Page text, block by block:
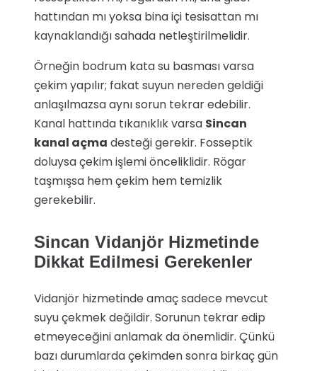
hattından mı yoksa bina içi tesisattan mı
kaynaklandığı sahada netleştirilmelidir.
Örneğin bodrum kata su basması varsa
çekim yapılır; fakat suyun nereden geldiği
anlaşılmazsa aynı sorun tekrar edebilir.
Kanal hattında tıkanıklık varsa Sincan
kanal açma desteği gerekir. Fosseptik
doluysa çekim işlemi önceliklidir. Rögar
taşmışsa hem çekim hem temizlik
gerekebilir.
Sincan Vidanjör Hizmetinde
Dikkat Edilmesi Gerekenler
Vidanjör hizmetinde amaç sadece mevcut
suyu çekmek değildir. Sorunun tekrar edip
etmeyeceğini anlamak da önemlidir. Çünkü
bazı durumlarda çekimden sonra birkaç gün